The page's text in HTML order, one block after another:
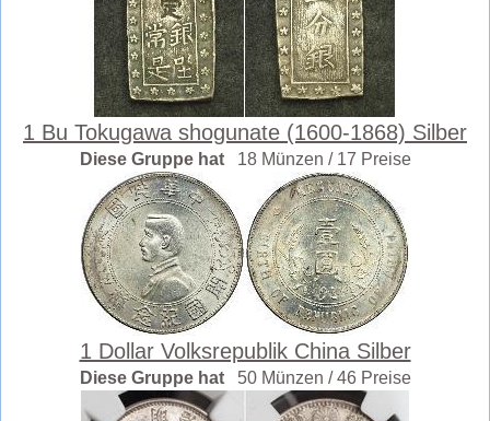
1 Bu Tokugawa shogunate (1600-1868) Silber
Diese Gruppe hat 18 Münzen / 17 Preise
1 Dollar Volksrepublik China Silber
Diese Gruppe hat 50 Münzen / 46 Preise